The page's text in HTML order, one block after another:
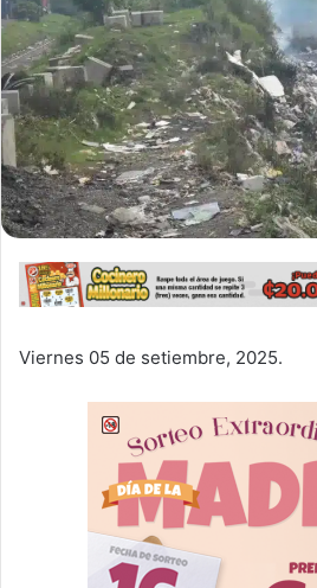
Viernes 05 de setiembre, 2025.